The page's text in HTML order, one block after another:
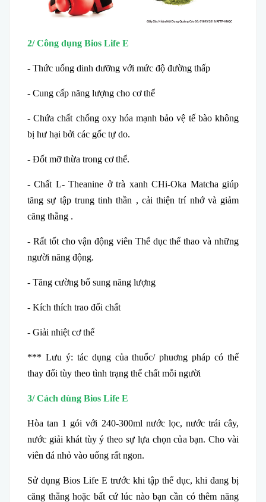
2/ Công dụng Bios Life E
- Thức uống dinh dưỡng với mức độ đường thấp
- Cung cấp năng lượng cho cơ thể
- Chứa chất chống oxy hóa mạnh bảo vệ tế bào không
bị hư hại bởi các gốc tự do.
- Đốt mỡ thừa trong cơ thể.
- Chất L- Theanine ở trà xanh CHi-Oka Matcha giúp
tăng sự tập trung tinh thần , cải thiện trí nhớ và giảm
căng thẳng .
- Rất tốt cho vận động viên Thể dục thể thao và những
người năng động.
- Tăng cường bổ sung năng lượng
- Kích thích trao đổi chất
- Giải nhiệt cơ thể
*** Lưu ý: tác dụng của thuốc/ phuơng pháp có thể
thay đổi tùy theo tình trạng thể chất mỗi người
3/ Cách dùng Bios Life E
Hòa tan 1 gói với 240-300ml nước lọc, nước trái cây,
nước giải khát tùy ý theo sự lựa chọn của bạn. Cho vài
viên đá nhỏ vào uống rất ngon.
Sử dụng Bios Life E trước khi tập thể dục, khi đang bị
căng thẳng hoặc bất cứ lúc nào bạn cần có thêm năng